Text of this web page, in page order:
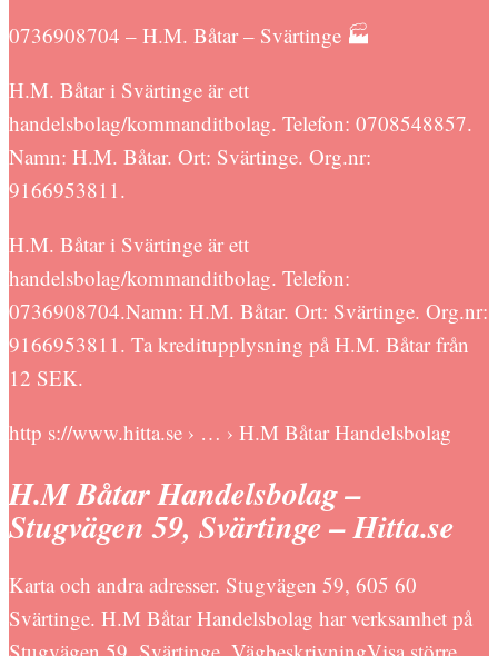
0736908704 – H.M. Båtar – Svärtinge 🏭
H.M. Båtar i Svärtinge är ett
handelsbolag/kommanditbolag. Telefon: 0708548857.
Namn: H.M. Båtar. Ort: Svärtinge. Org.nr:
9166953811.
H.M. Båtar i Svärtinge är ett
handelsbolag/kommanditbolag. Telefon:
0736908704.Namn: H.M. Båtar. Ort: Svärtinge. Org.nr:
9166953811. Ta kreditupplysning på H.M. Båtar från
12 SEK.
http s://www.hitta.se › … › H.M Båtar Handelsbolag
H.M Båtar Handelsbolag –
Stugvägen 59, Svärtinge – Hitta.se
Karta och andra adresser. Stugvägen 59, 605 60
Svärtinge. H.M Båtar Handelsbolag har verksamhet på